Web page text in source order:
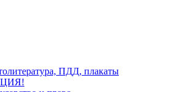
ПДД, плакаты